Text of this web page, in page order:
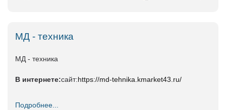
МД - техника
МД - техника
В интернете:сайт:https://md-tehnika.kmarket43.ru/
Подробнее...